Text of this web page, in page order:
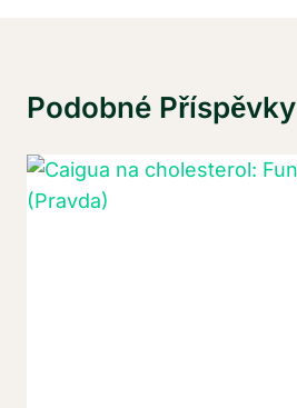
Podobné Příspěvky